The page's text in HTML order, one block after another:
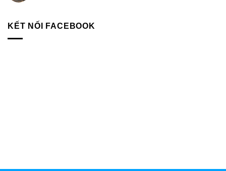
KẾT NỐI FACEBOOK